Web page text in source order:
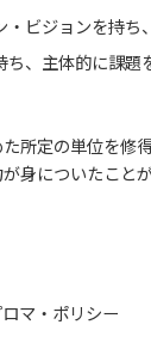
ム・ポリシー（
・ポリシー（
ご案内
について
科の自己点検・
作業療法士教
学支援新制度
ード
ケート結果
のお知らせ
プログラム
業について
集
ラーニングセ
携化について
外利用者）
パス
ルーム
とは
（市民カレッ
過去の開講コー
ンター
をご希望の
ビジョンを持ち
ち、主体的に課
所定の単位を修
身についたこと
マ・ポリシー
プログラム
化について
かる抗体価検
外利用者）
子ジャーナル
さがす
師国家試験対策
パス
ページ
ーム